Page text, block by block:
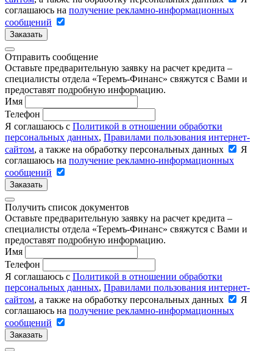
соглашаюсь на получение рекламно-информационных
сообщений
Заказать
Отправить сообщение
Оставьте предварительную заявку на расчет кредита –
специалисты отдела «Теремъ-Финанс» свяжутся с Вами и
предоставят подробную информацию.
Имя
Телефон
Я соглашаюсь с Политикой в отношении обработки
персональных данных, Правилами пользования интернет-
сайтом, а также на обработку персональных данных
Я
соглашаюсь на получение рекламно-информационных
сообщений
Заказать
Получить список документов
Оставьте предварительную заявку на расчет кредита –
специалисты отдела «Теремъ-Финанс» свяжутся с Вами и
предоставят подробную информацию.
Имя
Телефон
Я соглашаюсь с Политикой в отношении обработки
персональных данных, Правилами пользования интернет-
сайтом, а также на обработку персональных данных
Я
соглашаюсь на получение рекламно-информационных
сообщений
Заказать